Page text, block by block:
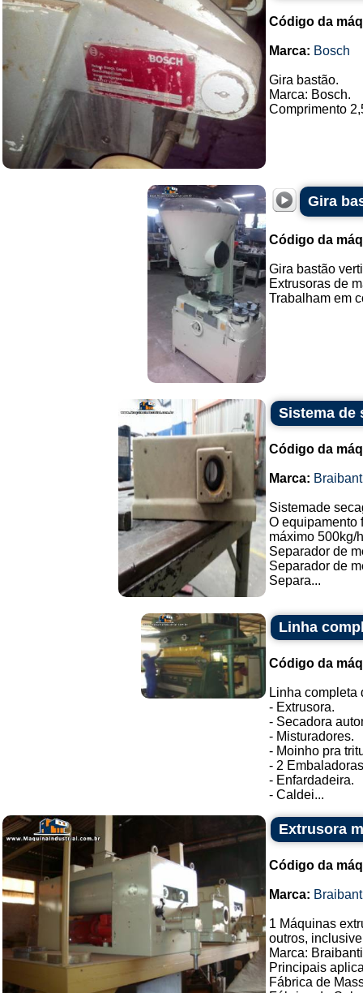
Código da
Marca: Bosch
Gira bastão.
Marca: Bosch.
Comprimento
Gira
Código da
Gira bastão
Extrusoras de
Trabalham em
Sistema de
Código da
Marca:
Sistemade
O equipamento
máximo 500kg/
Separador de
Separador de
Separa...
Linha
Código da
Linha completa
- Extrusora.
- Secadora
- Misturadores.
- Moinho pra
- 2
- Enfardadeira.
- Caldei...
Extrusora
Código da
Marca:
1 Máquinas
outros,
Marca: Braibanti
Principais
Fábrica de